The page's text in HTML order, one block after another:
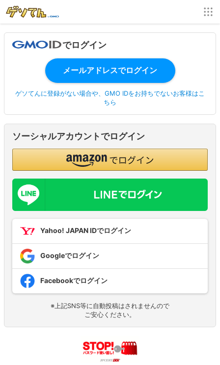
でログイン
ゲソてんに登録がない場合や、GMO IDをお持ちでないお客様はこ
ちら
ソーシャルアカウントでログイン
Yahoo! JAPAN IDでログイン
Googleでログイン
Facebookでログイン
※上記SNS等に自動投稿はされませんので
ご安心ください。